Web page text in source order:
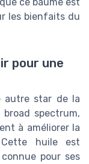
les bienfaits du
pour une
autre star de la
spectrum,
à améliorer la
huile est
pour ses